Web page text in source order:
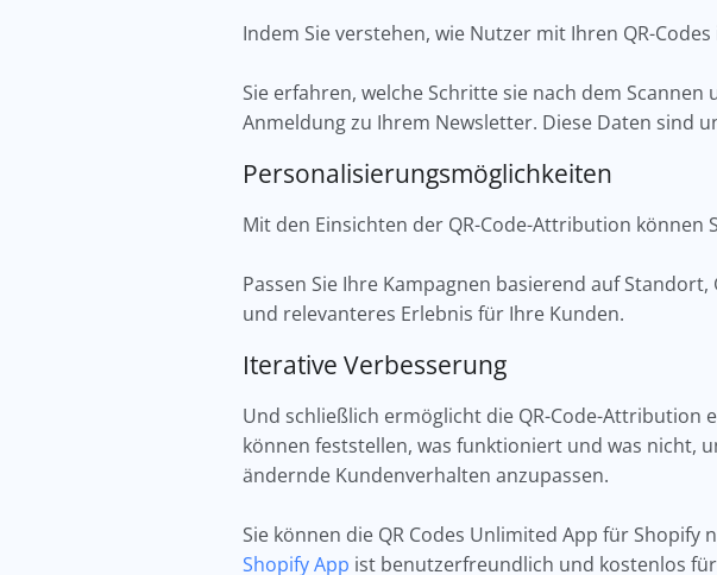
Indem Sie verstehen, wie Nutzer mit Ihren QR-
Sie erfahren, welche Schritte sie nach dem
Anmeldung zu Ihrem Newsletter. Diese Daten sind
Personalisierungsmöglichkeiten
Mit den Einsichten der QR-Code-Attribution
Passen Sie Ihre Kampagnen basierend auf
und relevanteres Erlebnis für Ihre Kunden.
Iterative Verbesserung
Und schließlich ermöglicht die QR-Code-
können feststellen, was funktioniert und was nicht,
ändernde Kundenverhalten anzupassen.
Sie können die QR Codes Unlimited App für
Shopify App ist benutzerfreundlich und kostenlos